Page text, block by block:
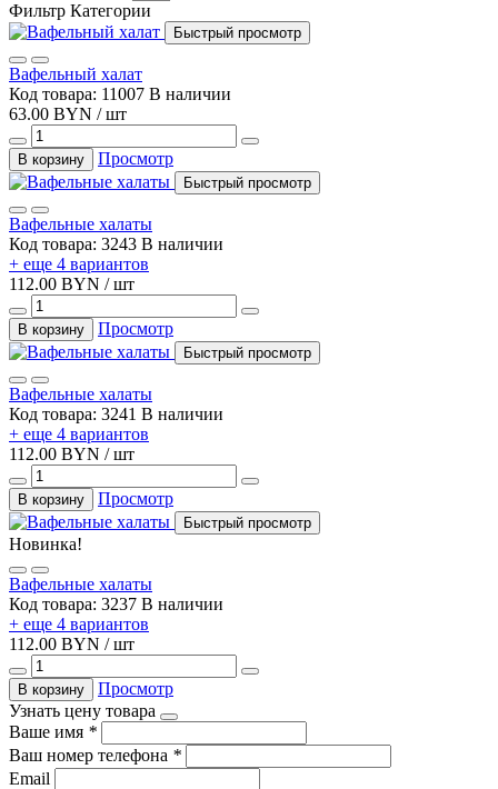
Фильтр Категории
Быстрый просмотр
Вафельный халат
Код товара: 11007 В наличии
63.00 BYN / шт
В корзину Просмотр
Быстрый просмотр
Вафельные халаты
Код товара: 3243 В наличии
+ еще 4 вариантов
112.00 BYN / шт
В корзину Просмотр
Быстрый просмотр
Вафельные халаты
Код товара: 3241 В наличии
+ еще 4 вариантов
112.00 BYN / шт
В корзину Просмотр
Быстрый просмотр
Новинка!
Вафельные халаты
Код товара: 3237 В наличии
+ еще 4 вариантов
112.00 BYN / шт
В корзину
Просмотр
Узнать цену товара
Ваше имя *
Ваш номер телефона *
Email